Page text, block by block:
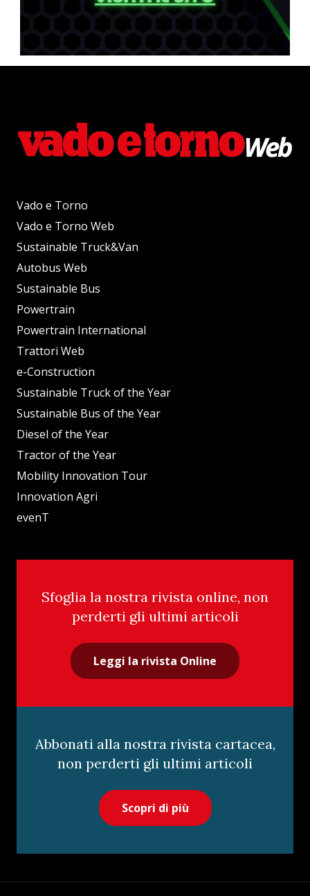
Vado e Torno
Vado e Torno Web
Sustainable Truck&Van
Autobus Web
Sustainable Bus
Powertrain
Powertrain International
Trattori Web
e-Construction
Sustainable Truck of the Year
Sustainable Bus of the Year
Diesel of the Year
Tractor of the Year
Mobility Innovation Tour
Innovation Agri
evenT
Sfoglia la nostra rivista online, non
perderti gli ultimi articoli
Leggi la rivista Online
Abbonati alla nostra rivista cartacea,
non perderti gli ultimi articoli
Scopri di più